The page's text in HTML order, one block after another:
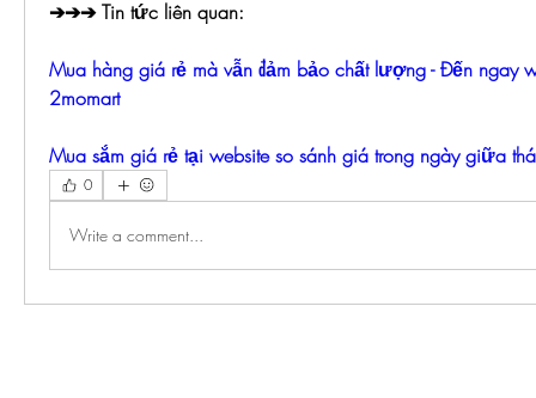
➔➔➔ Tin tức liên quan:
Mua hàng giá rẻ mà vẫn đảm bảo chất lượng - Đến ngay
2momart
Mua sắm giá rẻ tại website so sánh giá trong ngày giữa
0
Write a comment...